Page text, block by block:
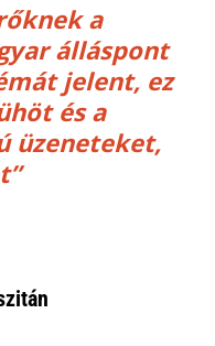
a
álláspont
jelent, ez
és a
üzeneteket,
”